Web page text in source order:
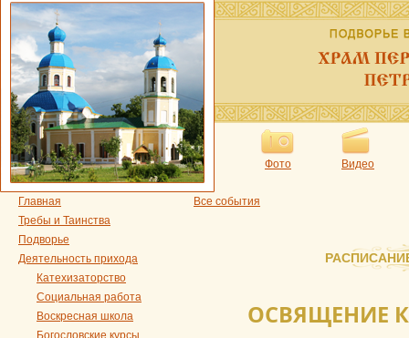
Фото Видео
Главная
Требы и Таинства
Подворье
Деятельность прихода
Катехизаторство
Социальная работа
Воскресная школа
Богословские курсы
Все события
ОСВЯЩЕНИЕ